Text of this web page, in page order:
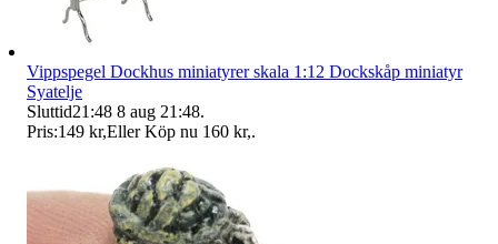
Vippspegel Dockhus miniatyrer skala 1:12 Dockskåp miniatyr
Syatelje
Sluttid21:48 8 aug 21:48.
Pris:149 kr,Eller Köp nu 160 kr,.